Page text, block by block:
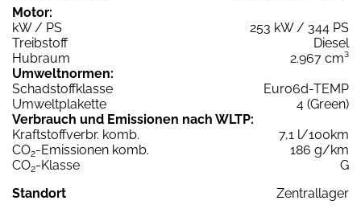
Motor:
kW / PS
253 kW / 344 PS
Treibstoff
Diesel
Hubraum
2.967 cm³
Umweltnormen:
Schadstoffklasse
Euro6d-TEMP
Umweltplakette
4 (Green)
Verbrauch und Emissionen nach WLTP:
Kraftstoffverbr. komb.
7,1 l/100km
CO2-Emissionen komb.
186 g/km
CO2-Klasse
G
Standort
Zentrallager